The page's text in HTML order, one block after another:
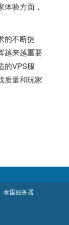
验方面，
的不断提
越来越重要
的VPS服
质量和玩家
泰国服务器